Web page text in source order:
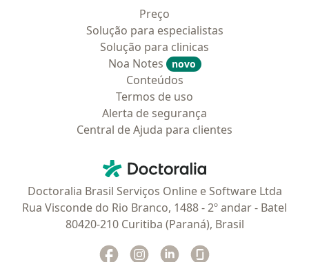
Preço
Solução para especialistas
Solução para clinicas
Noa Notes
novo
Conteúdos
Termos de uso
Alerta de segurança
Central de Ajuda para clientes
Doctoralia - Homepage
Doctoralia Brasil Serviços Online e Software Ltda
Rua Visconde do Rio Branco, 1488 - 2º andar - Batel
80420-210 Curitiba (Paraná), Brasil
Facebook
abre num novo separador
Instagram
abre num novo separador
Linkedin
abre num novo